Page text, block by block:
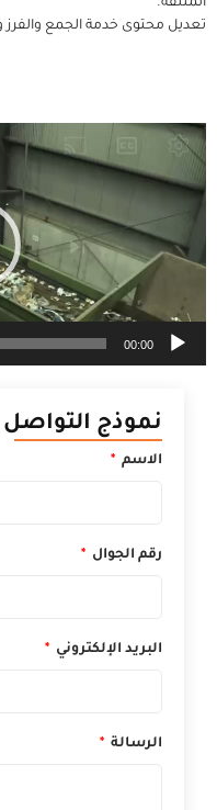
خدمة الجمع والفرز والنتيجة
مشغل
الفيديو
00:00
التواصل
الجوال
الإلكتروني